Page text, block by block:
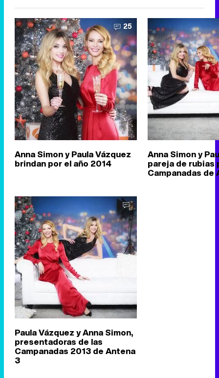
25
Anna Simon y Paula Vázquez
brindan por el año 2014
Anna Simon y
pareja de rubias
Campanadas de
Paula Vázquez y Anna Simon,
presentadoras de las
Campanadas 2013 de Antena
3